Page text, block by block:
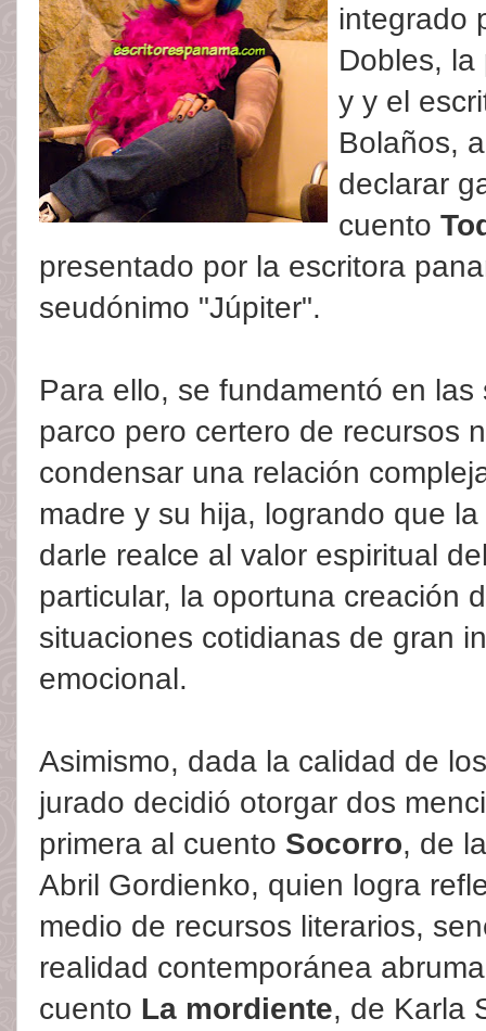
integrado
Dobles, la
y y el
Bolaños,
declarar
cuento
presentado por la escritora
seudónimo "Júpiter".
Para ello, se fundamentó en
parco pero certero de recursos
condensar una relación
madre y su hija, logrando que
darle realce al valor espiritual
particular, la oportuna creación
situaciones cotidianas de gran
emocional.
Asimismo, dada la calidad de
jurado decidió otorgar dos
primera al cuento Socorro, de
Abril Gordienko, quien logra
medio de recursos literarios,
realidad contemporánea
cuento La mordiente, de Karla